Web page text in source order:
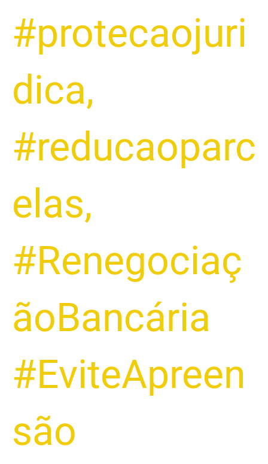
#protecaojuri
dica,
#reducaoparc
elas,
#Renegociaç
ãoBancária
#EviteApreen
são